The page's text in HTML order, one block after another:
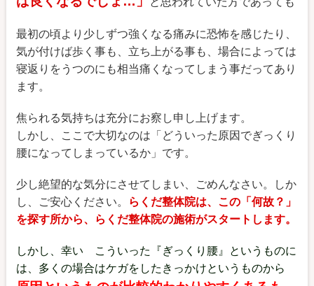
最初の頃より少しずつ強くなる痛みに恐怖を感じたり、
気が付けば歩く事も、立ち上がる事も、場合によっては
寝返りをうつのにも相当痛くなってしまう事だってあり
ます。
焦られる気持ちは充分にお察し申し上げます。
しかし、ここで大切なのは「どういった原因でぎっくり
腰になってしまっているか」です。
少し絶望的な気分にさせてしまい、ごめんなさい。しか
し、ご安心ください。
らくだ整体院は、この「何故？」
を探す所から、らくだ整体院の施術がスタートします。
しかし、幸い こういった『ぎっくり腰』というものに
は、多くの場合はケガをしたきっかけというものから